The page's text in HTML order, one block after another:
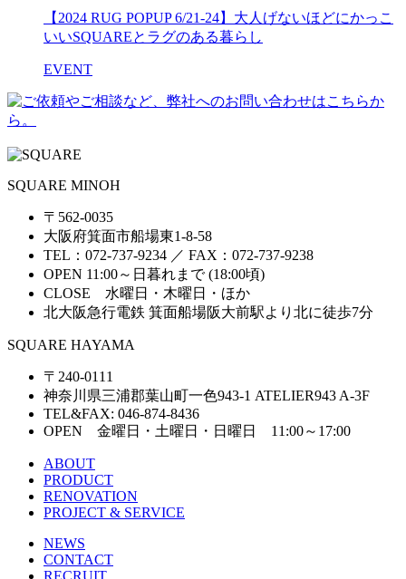
【2024 RUG POPUP 6/21-24】大人げないほどにかっこ
いいSQUAREとラグのある暮らし
EVENT
SQUARE MINOH
〒562-0035
大阪府箕面市船場東1-8-58
TEL：072-737-9234 ／ FAX：072-737-9238
OPEN 11:00～日暮れまで (18:00頃)
CLOSE 水曜日・木曜日・ほか
北大阪急行電鉄 箕面船場阪大前駅より北に徒歩7分
SQUARE HAYAMA
〒240-0111
神奈川県三浦郡葉山町一色943-1 ATELIER943 A-3F
TEL&FAX: 046-874-8436
OPEN 金曜日・土曜日・日曜日 11:00～17:00
ABOUT
PRODUCT
RENOVATION
PROJECT & SERVICE
NEWS
CONTACT
RECRUIT